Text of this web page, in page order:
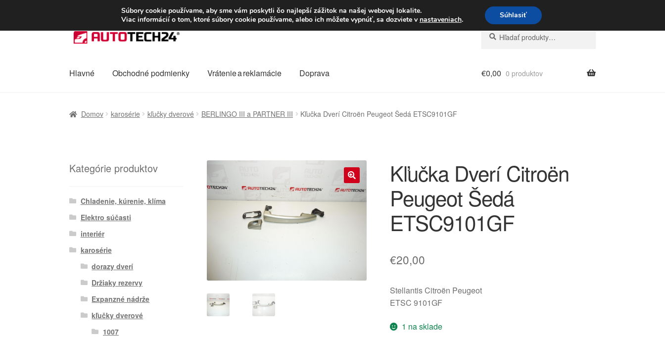
DOPRAVA od 6 EUR Po–Pi 09:00–16:00 233 221 276
Preskočiť
na
Preskočiť
na
Hľadať:
Vyhľadávanie
Hlavné Obchodné podmienky Vrátenie a reklamácie Doprava €0,00 0 produktov
Domov karosérie kľučky dverové BERLINGO III a PARTNER III Kľučka Dverí Citroën Peugeot Šedá ETSC9101GF
🔍
Kľučka Dverí Citroën
Peugeot Šedá
ETSC9101GF
€20,00
Stellantis Citroën Peugeot
ETSC 9101GF
1 na sklade
Kategórie produktov
Chladenie, kúrenie, klíma
Elektro súčasti
interiér
karosérie
dorazy dverí
Držiaky rezervy
Expanzné nádrže
kľučky dverové
1007
Súbory cookie používame, aby sme vám poskytli čo najlepší zážitok na našej webovej lokalite.
Viac informácií o tom, ktoré súbory cookie používame, alebo ich môžete vypnúť, sa dozviete v nastaveniach. Súhlasiť